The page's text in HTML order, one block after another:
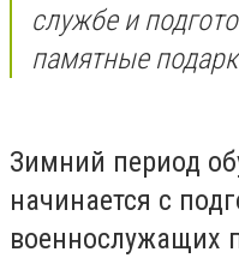
службе и
памятные
Зимний период
начинается с
военнослужащих